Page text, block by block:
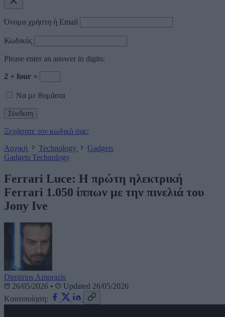
Όνομα χρήστη ή Email
Κωδικός
Please enter an answer in digits:
2 + four =
Να με θυμάσαι
Ξεχάσατε τον κωδικό σας;
Αρχική
Technology
Gadgets
Gadgets Technology
Ferrari Luce: Η πρώτη ηλεκτρική
Ferrari 1.050 ίππων με την πινελιά του
Jony Ive
Dimitrios Amprazis
26/05/2026 •
Updated 26/05/2026
Κοινοποίηση: